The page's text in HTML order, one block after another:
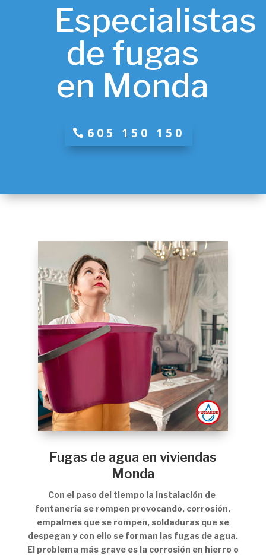
Especialistas
de fugas
en Monda
605 150 150
Fugas de agua en viviendas
Monda
Con el paso del tiempo la instalación de
fontanería se rompen provocando, corrosión,
empalmes que se rompen, soldaduras que se
despegan y con ello se forman las fugas de agua.
El problema más grave es la corrosión en hierro o